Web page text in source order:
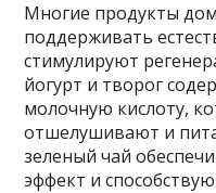
Многие продукты
поддерживать
стимулируют
йогурт и творог
молочную кислоту,
отшелушивают и
зеленый чай
эффект и